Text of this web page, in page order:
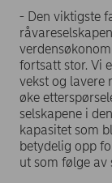
- Den viktigste
fortsatt stor. Vi
vekst og lavere
øke
selskapene i
kapasitet som
betydelig opp
ut som følge av